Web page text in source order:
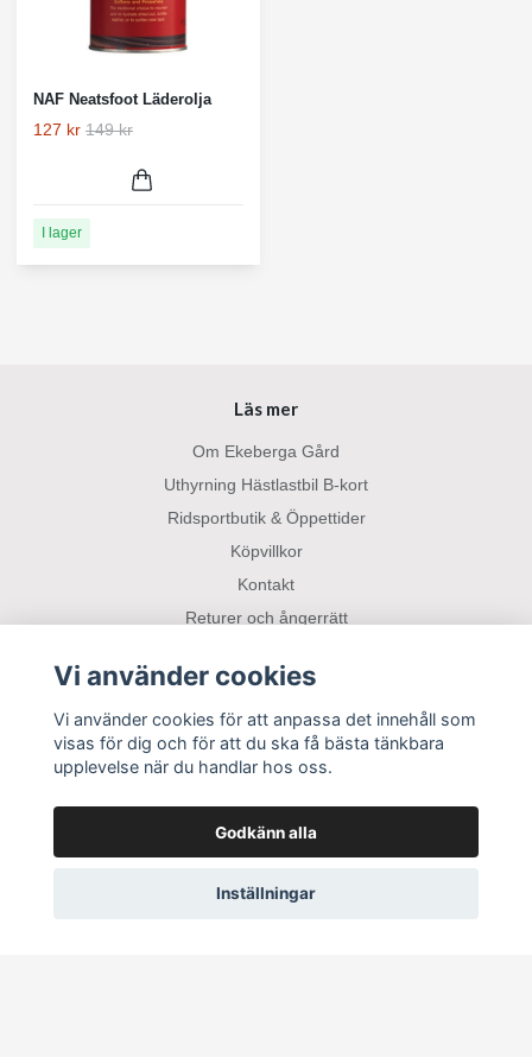
NAF Neatsfoot Läderolja
127 kr 149 kr
I lager
Läs mer
Om Ekeberga Gård
Uthyrning Hästlastbil B-kort
Ridsportbutik & Öppettider
Köpvillkor
Kontakt
Returer och ångerrätt
Sociala medier
Vi använder cookies
Vi använder cookies för att anpassa det innehåll som
visas för dig och för att du ska få bästa tänkbara
upplevelse när du handlar hos oss.
Godkänn alla
Inställningar